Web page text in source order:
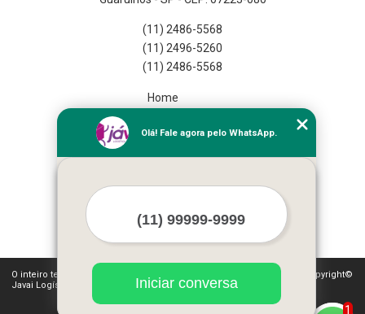
(11) 2486-5568
(11) 2496-5260
(11) 2486-5568
Home
Missão
O inteiro teor deste site está sujeito à proteção de direitos autorais. Copyright©
Javai Logística Fulfillment (Lei 9610 de 19/02/1998)
1
Olá! Fale agora pelo WhatsApp.
Iniciar conversa